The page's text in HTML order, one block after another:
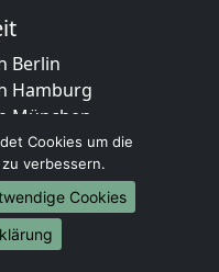
Berlin
Hamburg
München
Köln
Frankfurt am Main
Stuttgart
Düsseldorf
Leipzig
Cookies um die
verbessern.
Cookies